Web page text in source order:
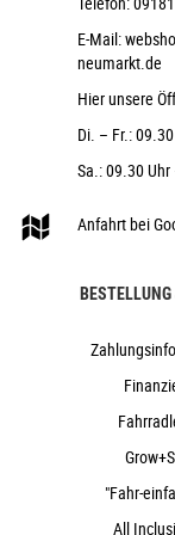
CUBE
ACID
Routing), Top
ACID
Internal Cable
2025
Cube
e-
E-Mail:
neumarkt.de
Hier unsere
Di. – Fr.:
Sa.: 09.30
Anfahrt bei
"Fahr-
All